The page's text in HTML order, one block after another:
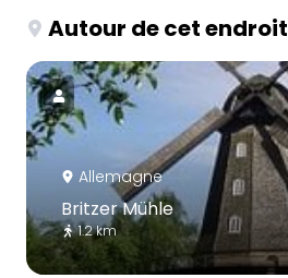
Autour de cet endroit
Allemagne
Britzer Mühle
1.2 km